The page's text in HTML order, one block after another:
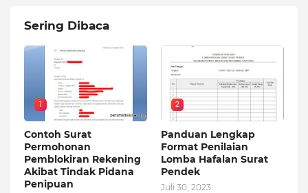
Sering Dibaca
1
Contoh Surat
Permohonan
Pemblokiran Rekening
Akibat Tindak Pidana
Penipuan
2
Panduan Lengkap
Format Penilaian
Lomba Hafalan Surat
Pendek
Juli 30, 2023